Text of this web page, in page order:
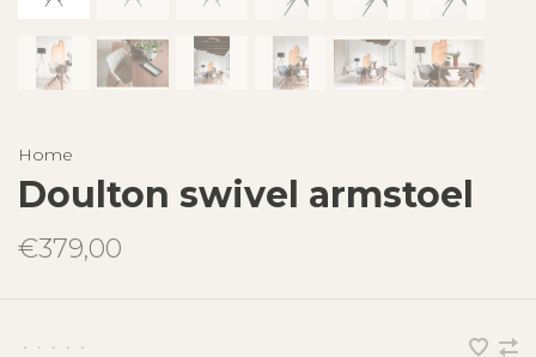
Home
Doulton swivel armstoel
€379,00
• • • •
•